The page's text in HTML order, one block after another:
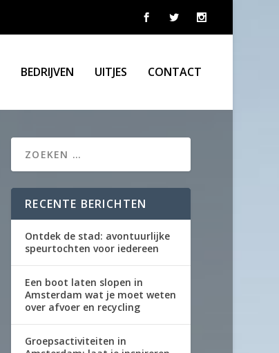
BEDRIJVEN UITJES CONTACT
RECENTE BERICHTEN
Ontdek de stad: avontuurlijke
speurtochten voor iedereen
Een boot laten slopen in
Amsterdam wat je moet weten
over afvoer en recycling
Groepsactiviteiten in